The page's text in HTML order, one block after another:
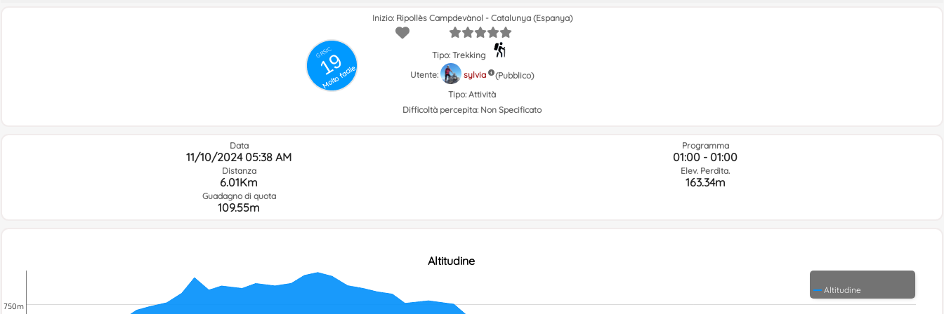
GRSIC
19
Molto facile
Inizio: Ripollès Campdevànol - Catalunya (Espanya)
Tipo: Trekking
Utente:
sylvia
(Pubblico)
Tipo: Attività
Difficoltà percepita: Non Specificato
Data
11/10/2024 05:38 AM
Distanza
6.01Km
Guadagno di quota
109.55m
Programma
01:00 - 01:00
Elev. Perdita.
163.34m
Altitudine
Altitudine
750m